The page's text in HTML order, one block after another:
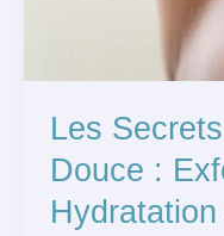
Les
Douce :